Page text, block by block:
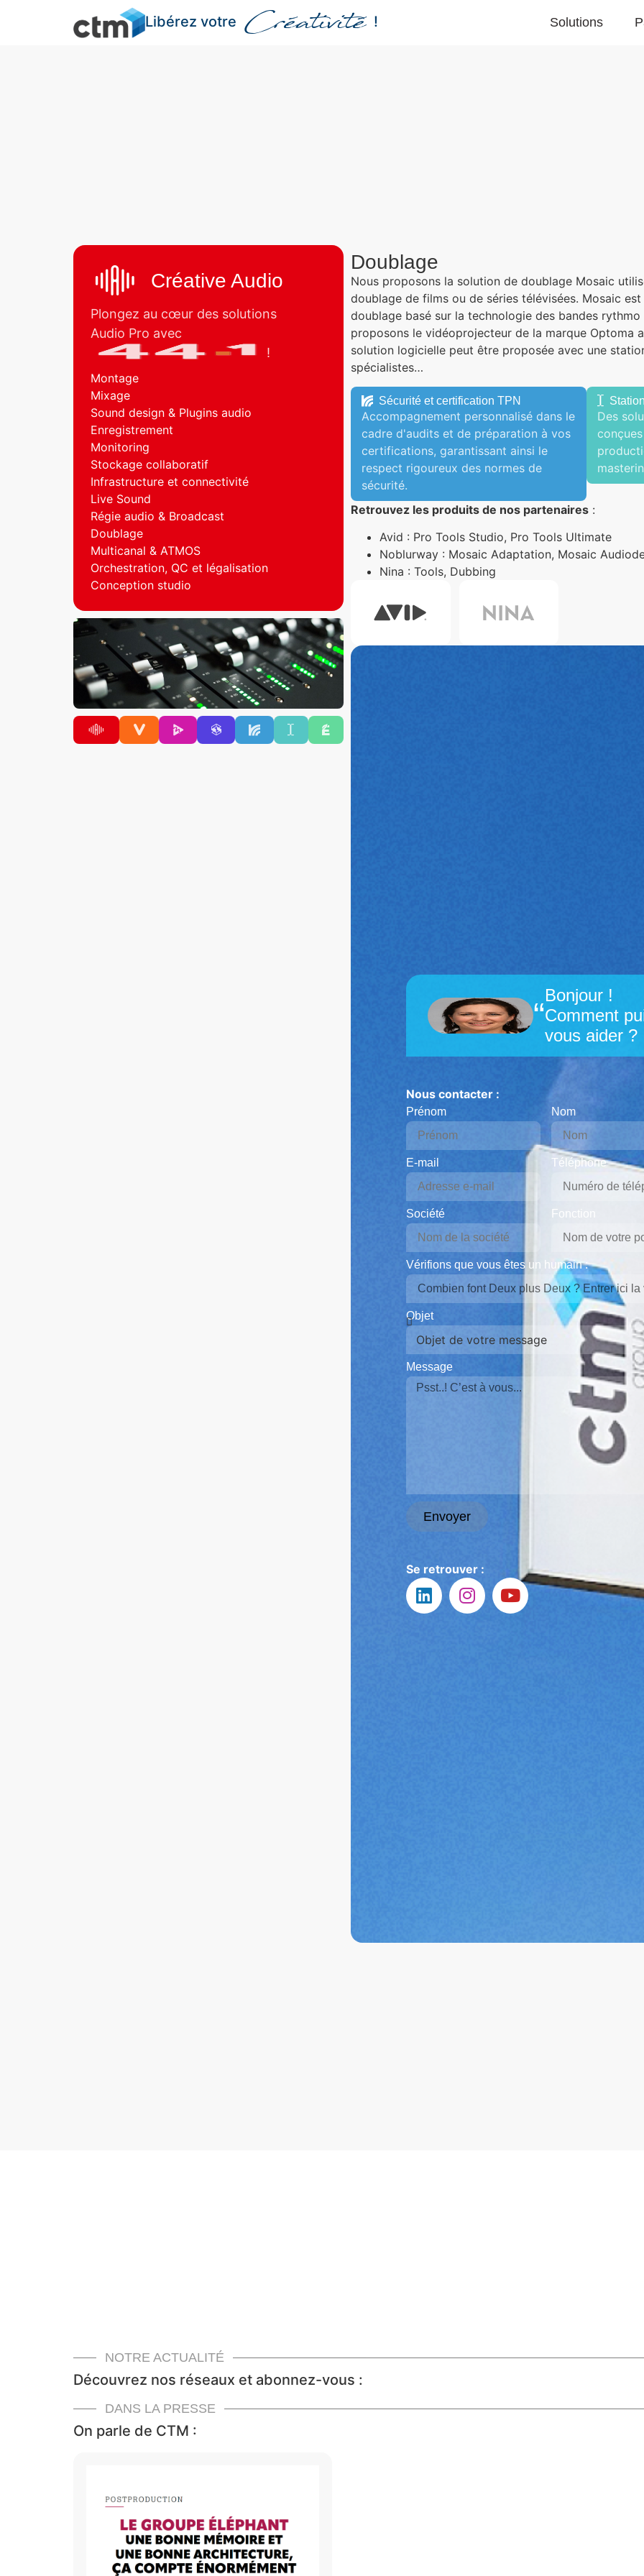
Libérez votre Créativité ! Solutions
Créative Audio
Plongez au cœur des solutions
Audio Pro avec
!
Montage
Mixage
Sound design & Plugins audio
Enregistrement
Monitoring
Stockage collaboratif
Infrastructure et connectivité
Live Sound
Régie audio & Broadcast
Doublage
Multicanal & ATMOS
Orchestration, QC et légalisation
Conception studio
Doublage
Nous proposons la solution de doublage Mosaic
doublage de films ou de séries télévisées. Mosaic
doublage basé sur la technologie des bandes
proposons le vidéoprojecteur de la marque Optoma
solution logicielle peut être proposée avec une
spécialistes…
Sécurité et certification TPN
Accompagnement personnalisé dans le
cadre d'audits et de préparation à vos
certifications, garantissant ainsi le
respect rigoureux des normes de
sécurité.
Des
Retrouvez les produits de nos partenaires :
Avid : Pro Tools Studio, Pro Tools Ultimate
Noblurway : Mosaic Adaptation, Mosaic
Nina : Tools, Dubbing
“
Bonjour !
Comment
vous aider ?
Nous contacter :
Prénom Nom
E-mail Téléphone
Société Fonction
Vérifions que vous êtes un humain :
Objet
Message
Envoyer
Se retrouver :
NOTRE ACTUALITÉ
Découvrez nos réseaux et abonnez-vous :
DANS LA PRESSE
On parle de CTM :